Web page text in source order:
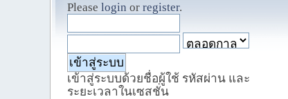
Please login or register.
เข้าสู่ระบบด้วยชื่อผู้ใช้ รหัสผ่าน และ
ระยะเวลาในเซสชั่น